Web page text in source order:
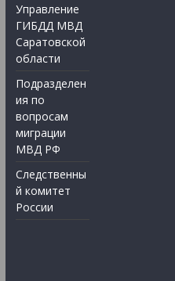
Управление
ГИБДД МВД
Саратовской
области
Подразделен
ия по
вопросам
миграции
МВД РФ
Следственны
й комитет
России